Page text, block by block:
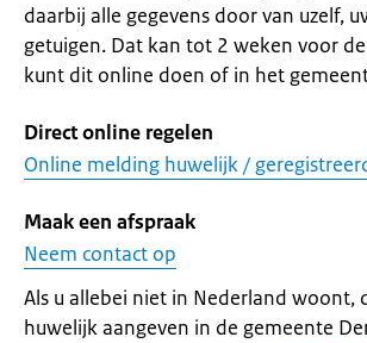
daarbij alle gegevens door van uzelf,
getuigen. Dat kan tot 2 weken voor
kunt dit online doen of in het
Direct online regelen
Online melding huwelijk /
Maak een afspraak
Neem contact op
Als u allebei niet in Nederland woont,
huwelijk aangeven in de gemeente